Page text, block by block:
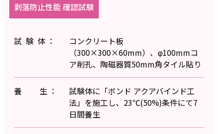
剥落防止性能 確認試験
試 験 体 ：
コンクリート板
（300×300×60mm）、φ100mmコ
ア削孔、陶磁器質50mm角タイル貼り
養 生 ：
試験体に「ボンド アクアバインド工
法」を施工し、23℃(50%)条件にて7
日間養生